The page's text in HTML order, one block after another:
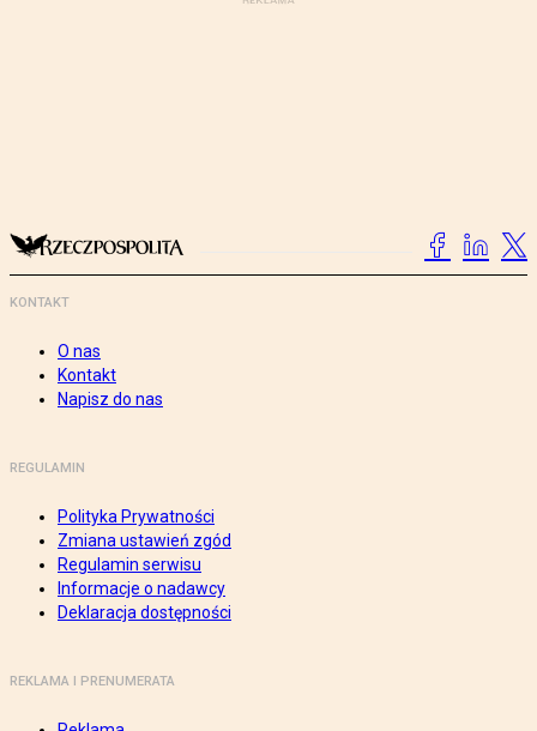
KONTAKT
O nas
Kontakt
Napisz do nas
REGULAMIN
Polityka Prywatności
Zmiana ustawień zgód
Regulamin serwisu
Informacje o nadawcy
Deklaracja dostępności
REKLAMA I PRENUMERATA